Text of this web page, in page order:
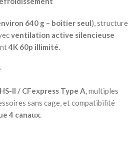
640 g – boîtier seul), structure
ventilation active silencieuse
4K 60p illimité.
II / CFexpress Type A, multiples
sans cage, et compatibilité
4 canaux.